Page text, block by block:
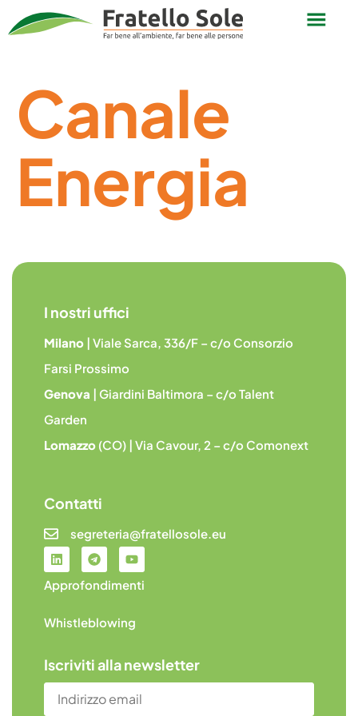
Canale
Energia
I nostri uffici
Milano | Viale Sarca, 336/F – c/o Consorzio
Farsi Prossimo
Genova | Giardini Baltimora – c/o Talent
Garden
Lomazzo (CO) | Via Cavour, 2 – c/o Comonext
Contatti
segreteria@fratellosole.eu
Approfondimenti
Whistleblowing
Iscriviti alla newsletter